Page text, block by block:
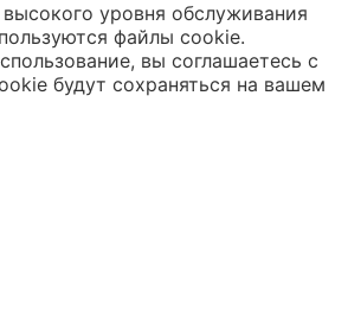
4000 наименований
товаров
до сценического
уровня обслуживания
файлы cookie.
вы соглашаетесь с
будут сохраняться на вашем